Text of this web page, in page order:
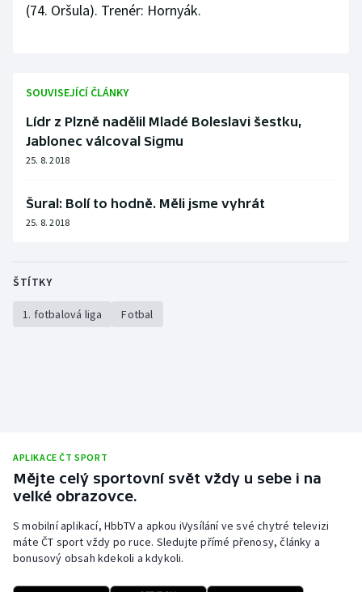
(74. Oršula). Trenér: Hornyák.
SOUVISEJÍCÍ ČLÁNKY
Lídr z Plzně nadělil Mladé Boleslavi šestku,
Jablonec válcoval Sigmu
25. 8. 2018
Šural: Bolí to hodně. Měli jsme vyhrát
25. 8. 2018
ŠTÍTKY
1. fotbalová liga Fotbal
APLIKACE ČT SPORT
Mějte celý sportovní svět vždy u sebe i na
velké obrazovce.
S mobilní aplikací, HbbTV a apkou iVysílání ve své chytré televizi
máte ČT sport vždy po ruce. Sledujte přímé přenosy, články a
bonusový obsah kdekoli a kdykoli.